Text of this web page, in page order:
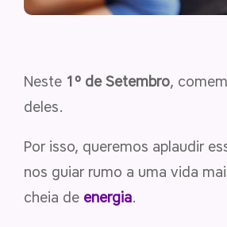
Neste 1º de Setembro,
deles.
Por isso, queremos aplaudir
nos guiar rumo a uma vida
cheia de energia.